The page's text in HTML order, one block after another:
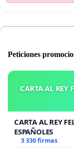
Peticiones
CARTA AL REY
CARTA AL REY
ESPAÑOLES
3 330 firmas